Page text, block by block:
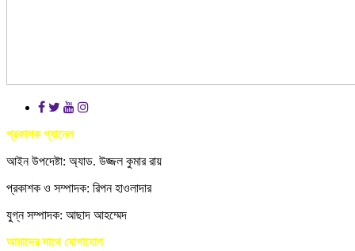
প্রকাশক প্যানেল
আইন উপদেষ্টা: অ্যাড. উজ্জল কুমার রায়
প্রকাশক ও সম্পাদক: রিপন হাওলাদার
যুগ্ন সম্পাদক: আছাদ আহম্মেদ
আমাদের সাথে যোগাযোগ